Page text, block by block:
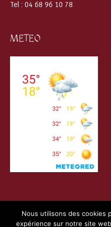
Tel : 04 68 96 10 78
METEO
Nous utilisons des cookies
expérience sur notre site